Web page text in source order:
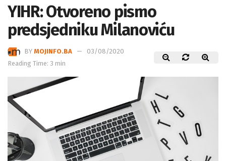
YIHR: Otvoreno pismo
predsjedniku Milanoviću
BY MOJINFO.BA
03/08/2020
Reading Time: 3 min